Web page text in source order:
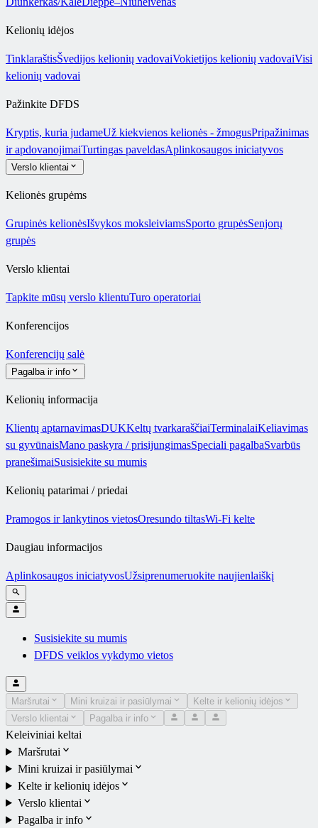
Kelionių idėjos
TinklaraštisŠvedijos kelionių vadovaiVokietijos kelionių vadovaiVisi
kelionių vadovai
Pažinkite DFDS
Kryptis, kuria judameUž kiekvienos kelionės - žmogusPripažinimas
ir apdovanojimaiTurtingas paveldasAplinkosaugos iniciatyvos
Verslo klientai
Kelionės grupėms
Grupinės kelionėsIšvykos moksleiviamsSporto grupėsSenjorų
grupės
Verslo klientai
Tapkite mūsų verslo klientuTuro operatoriai
Konferencijos
Konferencijų salė
Pagalba ir info
Kelionių informacija
Klientų aptarnavimasDUKKeltų tvarkaraščiaiTerminalaiKeliavimas
su gyvūnaisMano paskyra / prisijungimasSpeciali pagalbaSvarbūs
pranešimaiSusisiekite su mumis
Kelionių patarimai / priedai
Pramogos ir lankytinos vietosOresundo tiltasWi-Fi kelte
Daugiau informacijos
Aplinkosaugos iniciatyvosUžsiprenumeruokite naujienlaiškį
Susisiekite su mumis
DFDS veiklos vykdymo vietos
Maršrutai Mini kruizai ir pasiūlymai
Kelte ir kelionių idėjos
Verslo klientai
Pagalba ir info
Keleiviniai keltai
Maršrutai
Mini kruizai ir pasiūlymai
Kelte ir kelionių idėjos
Verslo klientai
Pagalba ir info